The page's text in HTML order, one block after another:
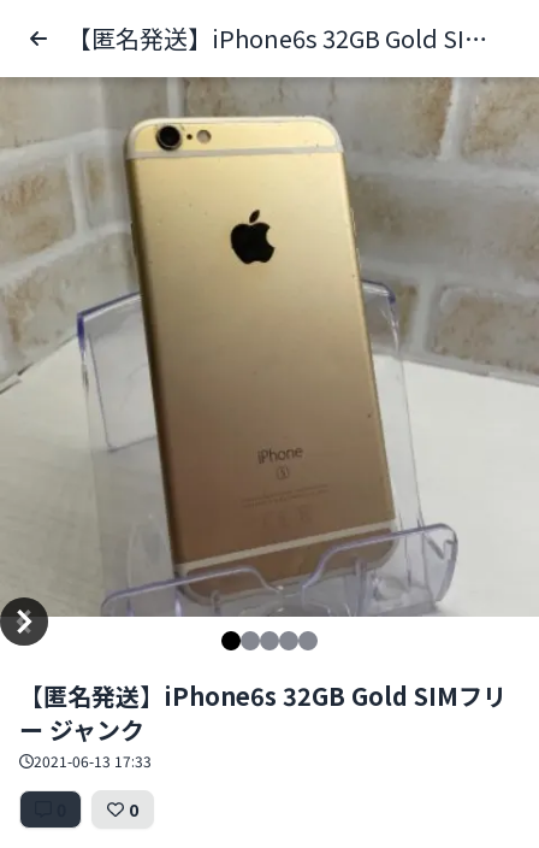
【匿名発送】iPhone6s 32GB Gold SIMフリー ジャンク
【匿名発送】iPhone6s 32GB Gold SIMフリ
ー ジャンク
2021-06-13 17:33
0